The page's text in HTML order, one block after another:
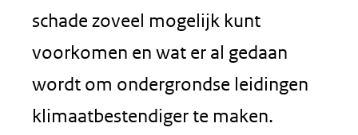
schade zoveel mogelijk kunt
voorkomen en wat er al gedaan
wordt om ondergrondse leidingen
klimaatbestendiger te maken.